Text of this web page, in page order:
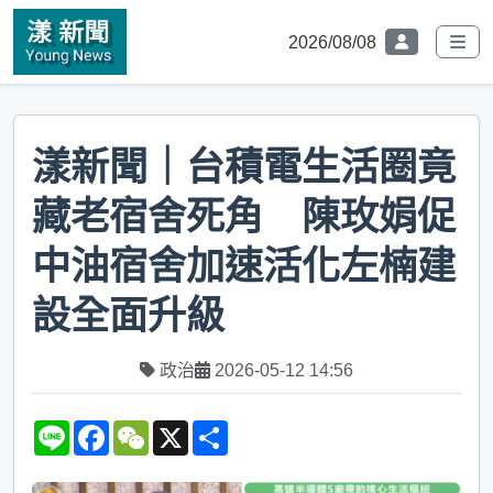
2026/08/08
漾新聞｜台積電生活圈竟
藏老宿舍死角 陳玫娟促
中油宿舍加速活化左楠建
設全面升級
政治 2026-05-12 14:56
L
e
F
e
W
h
X
r